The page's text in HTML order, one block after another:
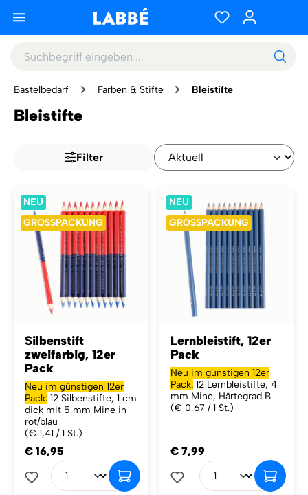
Bastelbedarf Farben & Stifte Bleistifte
Bleistifte
Filter
NEU
GROSSPACKUNG
Silbenstift
zweifarbig, 12er
Pack
Neu im günstigen 12er
Pack: 12 Silbenstifte, 1 cm
dick mit 5 mm Mine in
rot/blau
(€ 1,41 / 1 St.)
€ 16,95
NEU
GROSSPACKUNG
Lernbleistift, 12er
Pack
Neu im günstigen 12er
Pack: 12 Lernbleistifte, 4
mm Mine, Härtegrad B
(€ 0,67 / 1 St.)
€ 7,99